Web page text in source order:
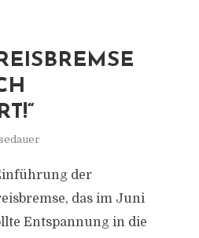
der
das im Juni
Entspannung in die